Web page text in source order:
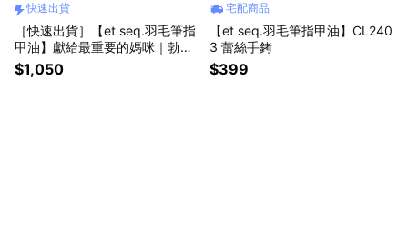
快速出貨
［快速出貨］【et seq.羽毛筆指
甲油】獻給最重要的媽咪｜勃朗
特三姐妹三色指甲油禮盒
$1,050
宅配商品
【et seq.羽毛筆指甲油】CL240
3 蕾絲手銬
$399